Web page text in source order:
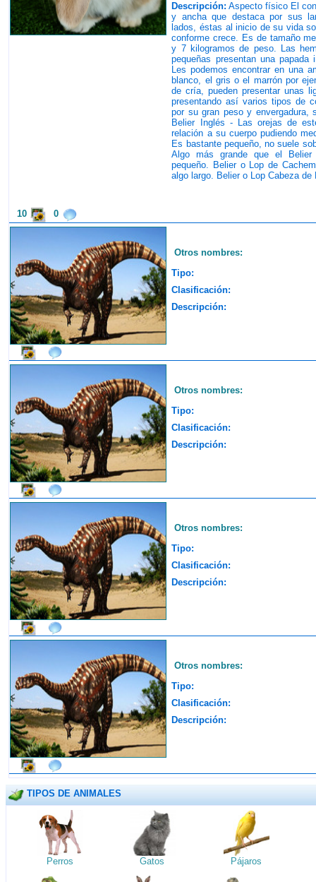
Descripción: Aspecto físico El
y ancha que destaca por sus
lados, éstas al inicio de su vida
conforme crece. Es de tamaño
y 7 kilogramos de peso. Las
pequeñas presentan una
Les podemos encontrar en una
blanco, el gris o el marrón por
de cría, pueden presentar unas
presentando así varios tipos de
por su gran peso y envergadura,
Belier Inglés - Las orejas de
relación a su cuerpo pudiendo
Es bastante pequeño, no suele
Algo más grande que el Belier
pequeño. Belier o Lop de
algo largo. Belier o Lop Cabeza
10 0
Otros nombres:
Tipo:
Clasificación:
Descripción:
Otros nombres:
Tipo:
Clasificación:
Descripción:
Otros nombres:
Tipo:
Clasificación:
Descripción:
Otros nombres:
Tipo:
Clasificación:
Descripción:
TIPOS DE ANIMALES
Perros Gatos Pájaros